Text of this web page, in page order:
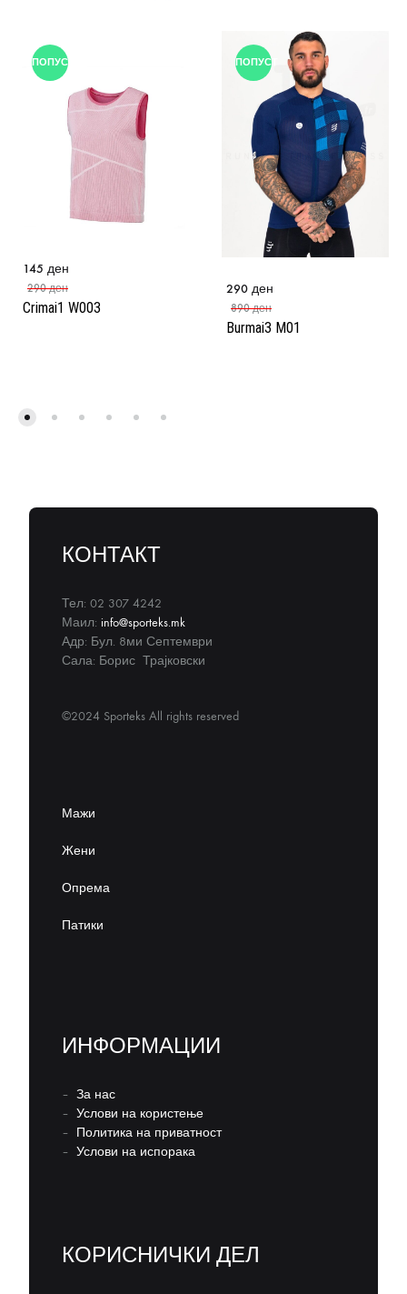
ПОПУСТ
Crimai1 W003
145 ден
290ден
ПОПУСТ
Burmai3 M01
290 ден
890ден
КОНТАКТ
Тел: 02 307 4242
Маил: info@sporteks.mk
Адр: Бул. 8ми Септември
Сала: Борис Трајковски
©2024 Sporteks All rights reserved
Мажи
Жени
Опрема
Патики
ИНФОРМАЦИИ
– За нас
– Услови на користење
– Политика на приватност
– Услови на испорака
КОРИСНИЧКИ ДЕЛ